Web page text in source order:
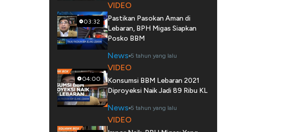
03:32
VIDEO
Pastikan Pasokan Aman di
Lebaran, BPH Migas Siapkan
Posko BBM
News 5 tahun yang lalu
04:00
VIDEO
Konsumsi BBM Lebaran 2021
Diproyeksi Naik Jadi 89 Ribu KL
News 5 tahun yang lalu
VIDEO